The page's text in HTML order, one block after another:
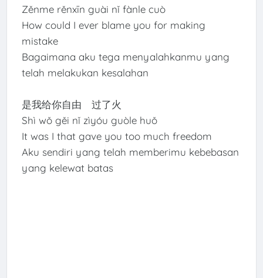
Zěnme rěnxīn guài nǐ fànle cuò
How could I ever blame you for making
mistake
Bagaimana aku tega menyalahkanmu yang
telah melakukan kesalahan
是我给你自由 过了火
Shì wǒ gěi nǐ zìyóu guòle huǒ
It was I that gave you too much freedom
Aku sendiri yang telah memberimu kebebasan
yang kelewat batas